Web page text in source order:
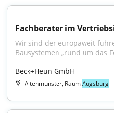
Fachberater im
Wir sind der europaweit
Bausystemen „rund um das
Beck+Heun GmbH
Altenmünster, RaumAugsburg